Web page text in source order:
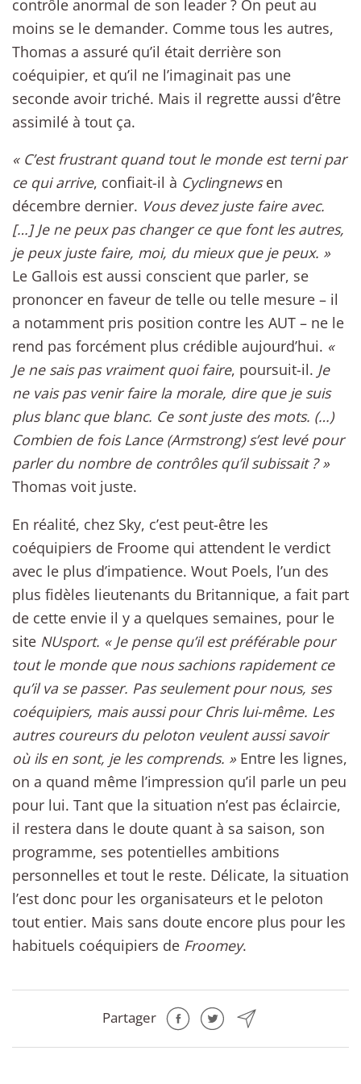
contrôle anormal de son leader ? On peut au
moins se le demander. Comme tous les autres,
Thomas a assuré qu’il était derrière son
coéquipier, et qu’il ne l’imaginait pas une
seconde avoir triché. Mais il regrette aussi d’être
assimilé à tout ça.
« C’est frustrant quand tout le monde est terni par
ce qui arrive, confiait-il à Cyclingnewsen
décembre dernier. Vous devez juste faire avec.
[…] Je ne peux pas changer ce que font les autres,
je peux juste faire, moi, du mieux que je peux. »
Le Gallois est aussi conscient que parler, se
prononcer en faveur de telle ou telle mesure – il
a notamment pris position contre les AUT – ne le
rend pas forcément plus crédible aujourd’hui. «
Je ne sais pas vraiment quoi faire, poursuit-il. Je
ne vais pas venir faire la morale, dire que je suis
plus blanc que blanc. Ce sont juste des mots. (…)
Combien de fois Lance (Armstrong) s’est levé pour
parler du nombre de contrôles qu’il subissait ? »
Thomas voit juste.
En réalité, chez Sky, c’est peut-être les
coéquipiers de Froome qui attendent le verdict
avec le plus d’impatience. Wout Poels, l’un des
plus fidèles lieutenants du Britannique, a fait part
de cette envie il y a quelques semaines, pour le
site NUsport. « Je pense qu’il est préférable pour
tout le monde que nous sachions rapidement ce
qu’il va se passer. Pas seulement pour nous, ses
coéquipiers, mais aussi pour Chris lui-même. Les
autres coureurs du peloton veulent aussi savoir
où ils en sont, je les comprends. » Entre les lignes,
on a quand même l’impression qu’il parle un peu
pour lui. Tant que la situation n’est pas éclaircie,
il restera dans le doute quant à sa saison, son
programme, ses potentielles ambitions
personnelles et tout le reste. Délicate, la situation
l’est donc pour les organisateurs et le peloton
tout entier. Mais sans doute encore plus pour les
habituels coéquipiers de Froomey.
Partager